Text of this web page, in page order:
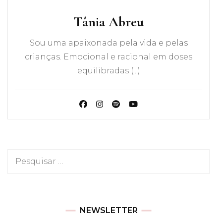
Tânia Abreu
Sou uma apaixonada pela vida e pelas
crianças. Emocional e racional em doses
equilibradas (...)
Pesquisar
NEWSLETTER